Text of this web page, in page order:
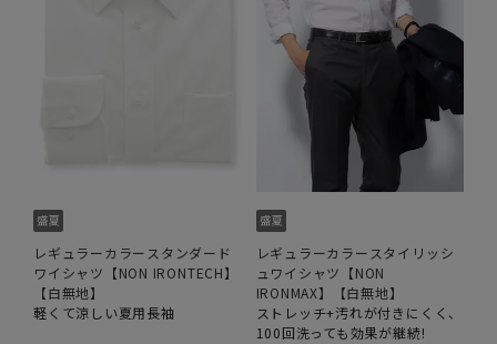
レギュラーカラースタンダード
ワイシャツ【NON IRONTECH】
【白無地】
軽くて涼しい夏用長袖
レギュラーカラースタイリッシ
ュワイシャツ【NON
IRONMAX】【白無地】
ストレッチ+汚れが付きにくく、
100回洗っても効果が継続!